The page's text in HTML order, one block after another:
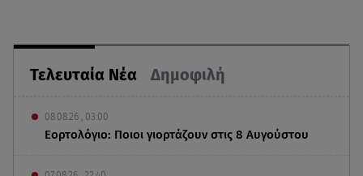
Τελευταία Νέα Δημοφιλή
08.08.26 , 03:00
Εορτολόγιο: Ποιοι γιορτάζουν στις 8 Αυγούστου